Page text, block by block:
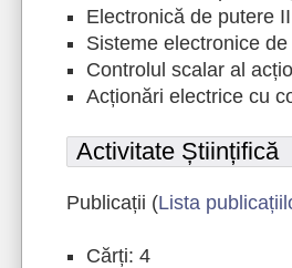
Electronică de putere II
Sisteme electronice de
Controlul scalar al
Acționări electrice cu
Activitate Științifică
Publicații (Lista
Cărți: 4